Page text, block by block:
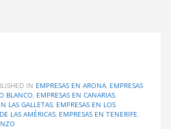
IN EMPRESAS EN ARONA, EMPRESAS
BLANCO, EMPRESAS EN CANARIAS,
LAS GALLETAS, EMPRESAS EN LOS
LAS AMÉRICAS, EMPRESAS EN TENERIFE,